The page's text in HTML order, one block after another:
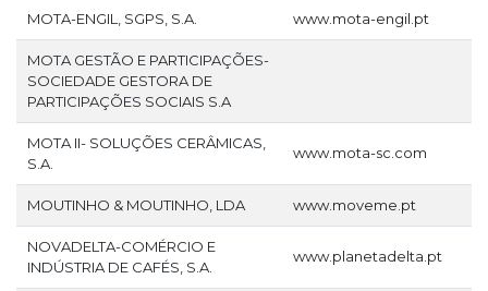
MOTA-ENGIL, SGPS, S.A. www.mota-engil.pt
MOTA GESTÃO E PARTICIPAÇÕES-
SOCIEDADE GESTORA DE
PARTICIPAÇÕES SOCIAIS S.A
MOTA II- SOLUÇÕES CERÂMICAS,
S.A.
www.mota-sc.com
MOUTINHO & MOUTINHO, LDA www.moveme.pt
NOVADELTA-COMÉRCIO E
INDÚSTRIA DE CAFÉS, S.A.
www.planetadelta.pt